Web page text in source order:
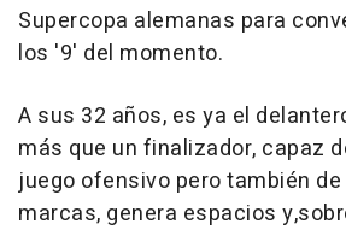
Supercopa alemanas para
los '9' del momento.
A sus 32 años, es ya el
más que un finalizador, capaz
juego ofensivo pero también
marcas, genera espacios